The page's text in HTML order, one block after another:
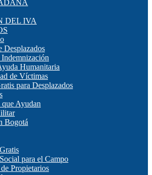
DEL IVA
Desplazados
Humanitaria
de Víctimas
para Desplazados
que Ayudan
Bogotá
para el Campo
Propietarios